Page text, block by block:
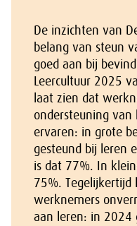
De inzichten van
belang van steun
goed aan bij
Leercultuur 2025
laat zien dat
ondersteuning van
ervaren: in grote
gesteund bij leren
is dat 77%. In
75%.
werknemers
aan leren: in 2024